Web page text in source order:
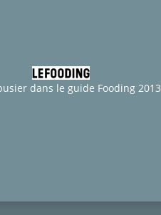
dans le guide Fooding 2013